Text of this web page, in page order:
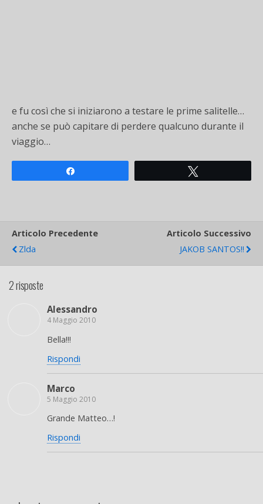
e fu così che si iniziarono a testare le prime salitelle…
anche se può capitare di perdere qualcuno durante il
viaggio…
Articolo Precedente
Zlda
Articolo Successivo
JAKOB SANTOS!!
2 risposte
Alessandro
4 Maggio 2010
Bella!!!
Rispondi
Marco
5 Maggio 2010
Grande Matteo…!
Rispondi